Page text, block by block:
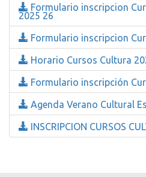
Formulario inscripcion
2025 26
Formulario inscripcion
Horario Cursos Cultura
Formulario inscripción
Agenda Verano Cultural
INSCRIPCION CURSOS